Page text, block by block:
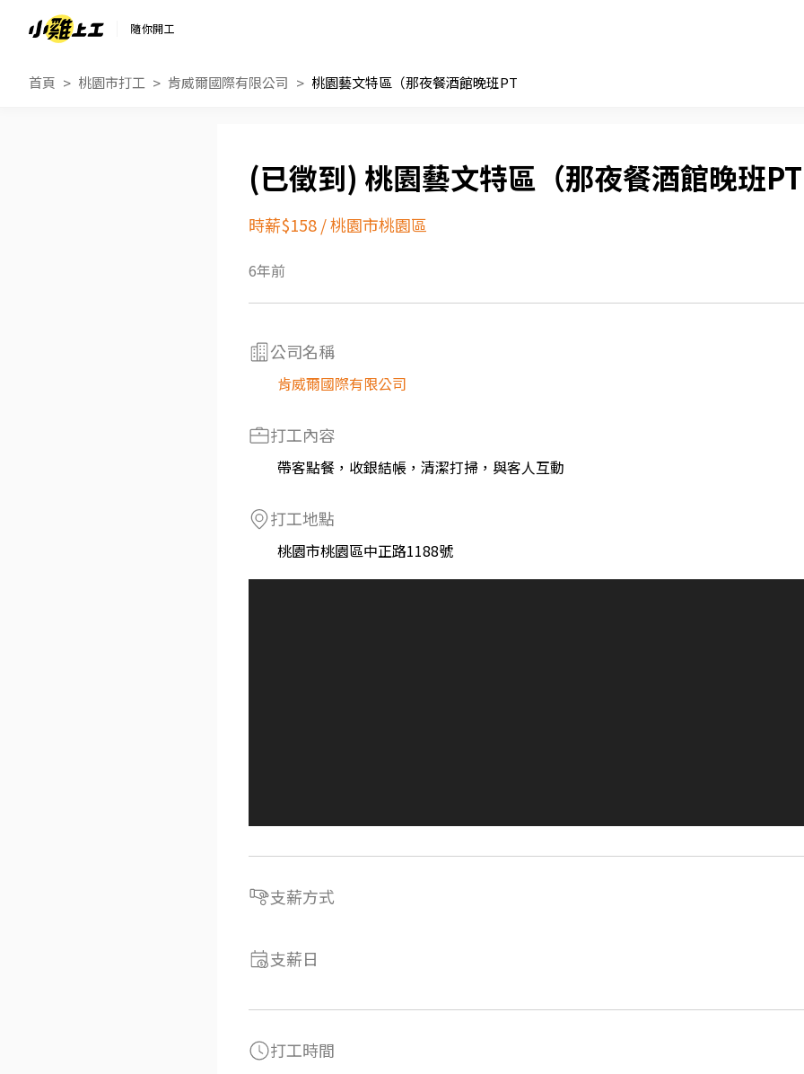
隨你開工
首頁 桃園市打工 肯威爾國際有限公司 桃園藝文特區（那夜餐酒館晚班PT
桃園藝文特區（那夜餐酒館晚班PT
時薪$158/桃園市桃園區
6年前
公司名稱
肯威爾國際有限公司
打工內容
帶客點餐，收銀結帳，清潔打掃，與客人互動
打工地點
桃園市桃園區中正路1188號
支薪方式
支薪日
打工時間